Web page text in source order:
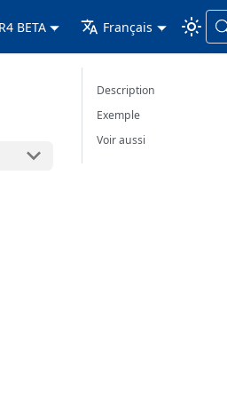
BETA Français
Description
Exemple
Voir aussi